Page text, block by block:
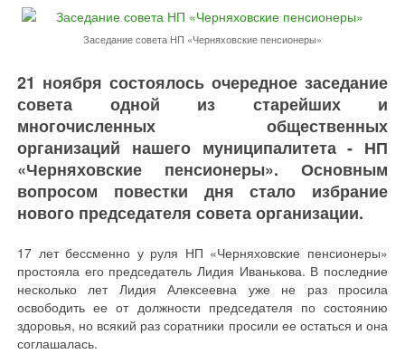
Заседание совета НП «Черняховские пенсионеры»
21 ноября состоялось очередное заседание
совета одной из старейших и
многочисленных общественных
организаций нашего муниципалитета - НП
«Черняховские пенсионеры». Основным
вопросом повестки дня стало избрание
нового председателя совета организации.
17 лет бессменно у руля НП «Черняховские пенсионеры»
простояла его председатель Лидия Иванькова. В последние
несколько лет Лидия Алексеевна уже не раз просила
освободить ее от должности председателя по состоянию
здоровья, но всякий раз соратники просили ее остаться и она
соглашалась.